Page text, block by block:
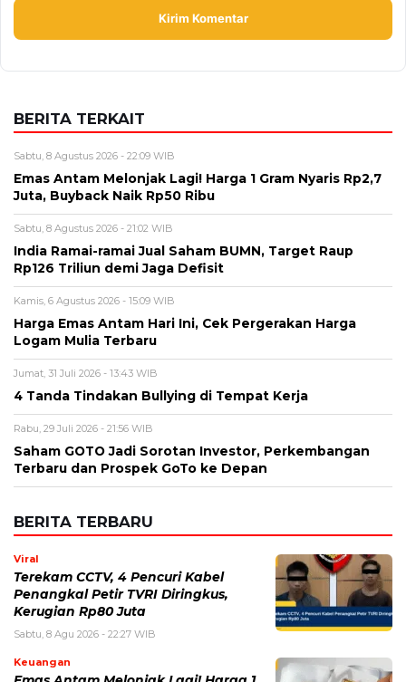
Alamat email tidak akan dipublikasikan. Kolom wajib ditandai *.
Komentar*
Nama*
Email *
Simpan nama, email, dan situs web saya pada peramban ini
untuk komentar saya berikutnya.